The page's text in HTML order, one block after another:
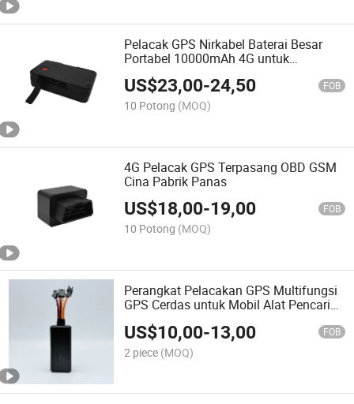
Pelacak GPS Nirkabel Baterai Besar
Portabel 10000mAh 4G untuk
Kendaraan, Anak-anak, Hewan
Peliharaan
US$23,00-24,50 FOB
10 Potong (MOQ)
4G Pelacak GPS Terpasang OBD GSM
Cina Pabrik Panas
US$18,00-19,00 FOB
10 Potong (MOQ)
Perangkat Pelacakan GPS Multifungsi
GPS Cerdas untuk Mobil Alat Pencari
US$10,00-13,00 FOB
2 piece (MOQ)